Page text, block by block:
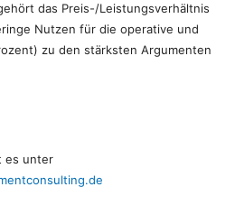
das Preis-/Leistungsverhältnis
Nutzen für die operative und
zu den stärksten Argumenten
es unter